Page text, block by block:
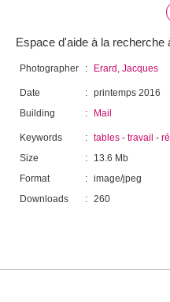
Espace d'aide à la recherche
Photographer : Erard, Jacques
Date : printemps 2016
Building
: Mail
Keywords : tables - travail -
Size
:
13.6 Mb
Format
: image/jpeg
Downloads
: 260